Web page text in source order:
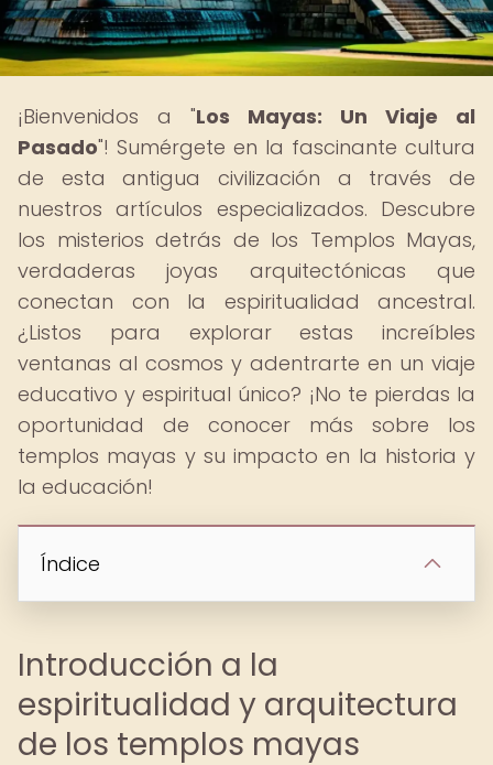
¡Bienvenidos a "Los Mayas: Un Viaje al
Pasado"! Sumérgete en la fascinante cultura
de esta antigua civilización a través de
nuestros artículos especializados. Descubre
los misterios detrás de los Templos Mayas,
verdaderas joyas arquitectónicas que
conectan con la espiritualidad ancestral.
¿Listos para explorar estas increíbles
ventanas al cosmos y adentrarte en un viaje
educativo y espiritual único? ¡No te pierdas la
oportunidad de conocer más sobre los
templos mayas y su impacto en la historia y
la educación!
Índice
Introducción a la
espiritualidad y arquitectura
de los templos mayas